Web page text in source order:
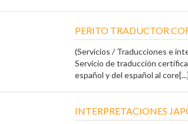
PERITO TRADUCTOR
(Servicios / Traducciones e
Servicio de traducción
español y del español al core[...]
INTERPRETACIONES